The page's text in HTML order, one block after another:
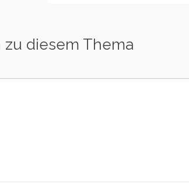
zu diesem Thema